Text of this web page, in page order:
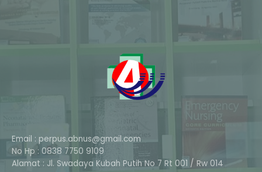
Email : perpus.abnus@gmail.com
No Hp : 0838 7750 9109
Alamat : Jl. Swadaya Kubah Putih No 7 Rt 001 / Rw 014